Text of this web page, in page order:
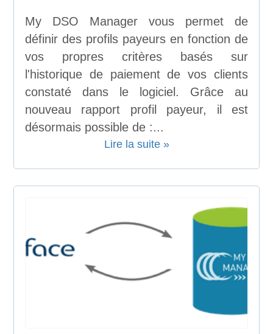
My DSO Manager vous permet de
définir des profils payeurs en fonction de
vos propres critères basés sur
l'historique de paiement de vos clients
constaté dans le logiciel. Grâce au
nouveau rapport profil payeur, il est
désormais possible de :...
Lire la suite »